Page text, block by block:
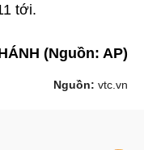
tới.
(Nguồn: AP)
Nguồn: vtc.vn